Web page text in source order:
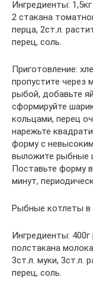
Ингредиенты:
2 стакана
перца, 2ст.л.
перец, соль.
Приготовление:
пропустите через
рыбой, добавьте
сформируйте
кольцами, перец
нарежьте
форму с
выложите рыбные
Поставьте форму
минут,
Рыбные котлеты в
Ингредиенты:
полстакана
3ст.л. муки, 3ст.л.
перец, соль.